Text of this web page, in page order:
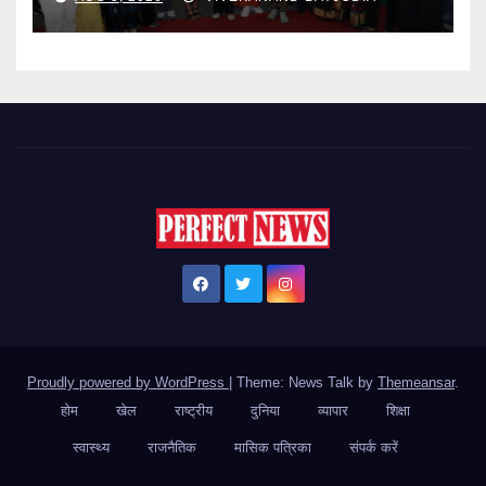
Proudly powered by WordPress Theme: News Talk by Themeansar.
होम
खेल राष्ट्रीय दुनिया व्यापार शिक्षा
स्वास्थ्य राजनैतिक मासिक पत्रिका संपर्क करें